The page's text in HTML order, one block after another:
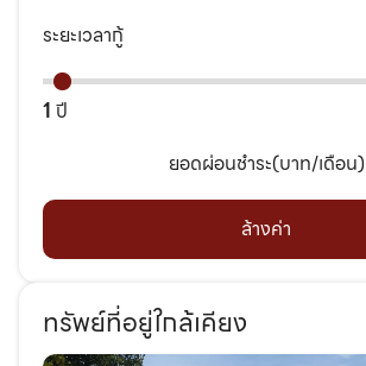
ระยะเวลากู้
1 ปี
ยอดผ่อนชำระ(บาท/เดือน)
ล้างค่า
ทรัพย์ที่อยู่ใกล้เคียง